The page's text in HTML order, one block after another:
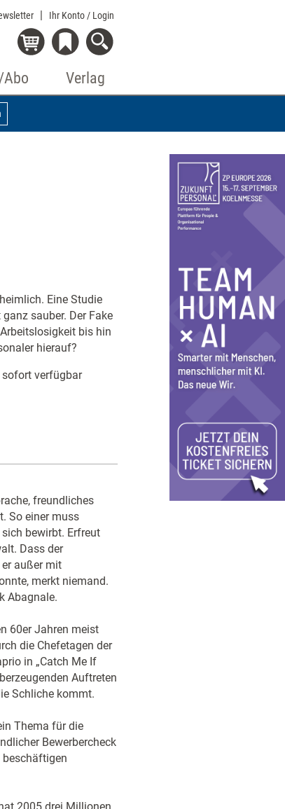
Ihr Konto / Login
Verlag
Eine Studie
sauber. Der Fake
bis hin
hierauf?
sofort verfügbar
freundliches
So einer muss
bewirbt. Erfreut
Dass der
außer mit
merkt niemand.
Abagnale.
60er Jahren meist
die Chefetagen der
in „Catch Me If
Auftreten
Schliche kommt.
Thema für die
Bewerbercheck
beschäftigen